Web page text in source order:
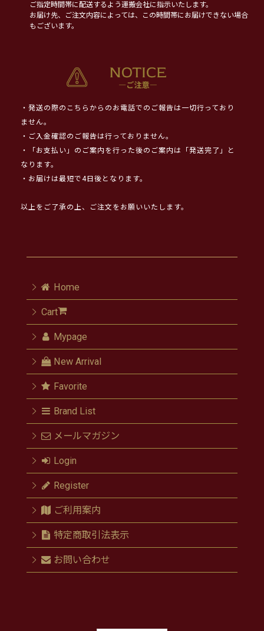
ご指定時間帯に配送するよう運搬会社に指示いたします。
お届け先、ご注文内容によっては、この時間帯にお届けできない場合
もございます。
・発送の際のこちらからのお電話でのご報告は一切行っており
ません。
・ご入金確認のご報告は行っておりません。
・「お支払い」のご案内を行った後のご案内は「発送完了」と
なります。
・お届けは最短で4日後となります。
以上をご了承の上、ご注文をお願いいたします。
Home
Cart
Mypage
New Arrival
Favorite
Brand List
メールマガジン
Login
Register
ご利用案内
特定商取引法表示
お問い合わせ